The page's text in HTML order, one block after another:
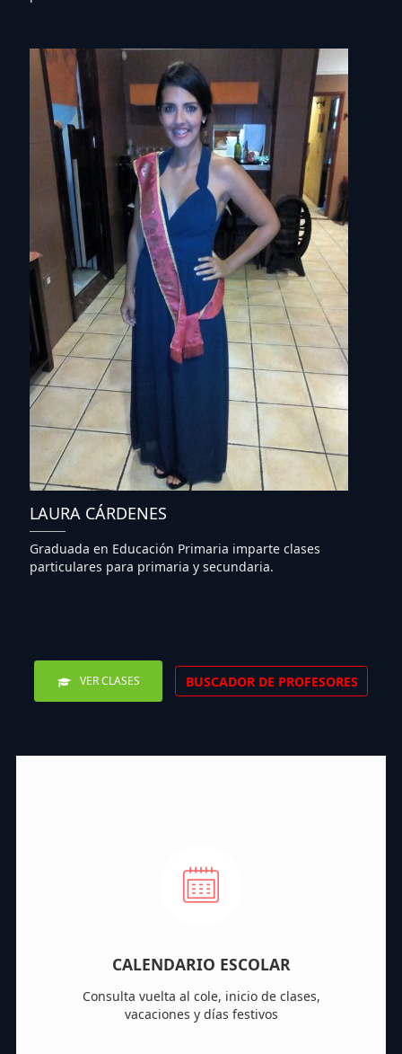
LAURA CÁRDENES
Graduada en Educación Primaria imparte clases
particulares para primaria y secundaria.
VER CLASES BUSCADOR DE PROFESORES
CALENDARIO ESCOLAR
Consulta vuelta al cole, inicio de clases,
vacaciones y días festivos